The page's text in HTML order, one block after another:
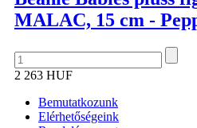
MALAC, 15 cm -
2 263 HUF
Bemutatkozunk
Elérhetőségeink